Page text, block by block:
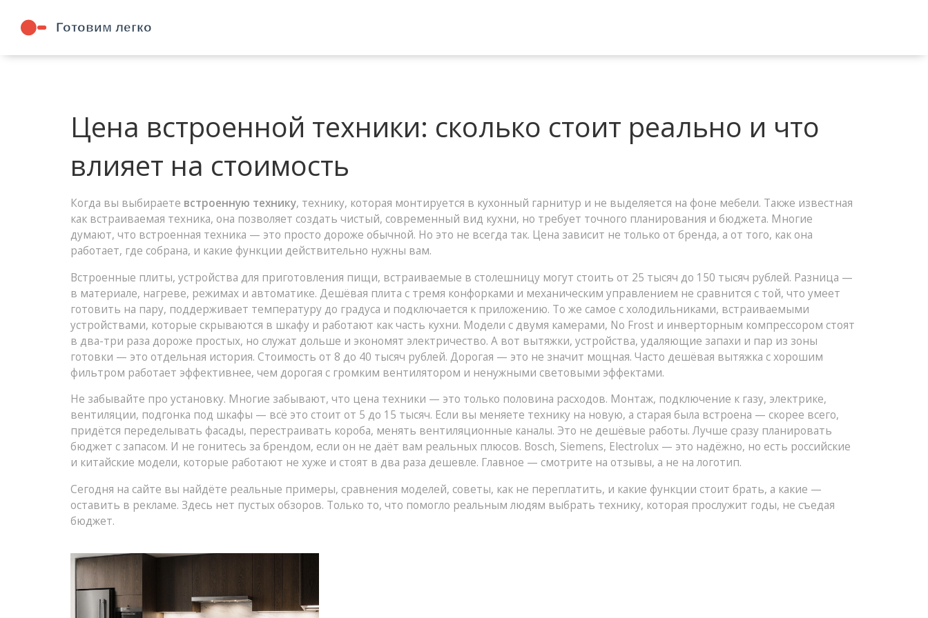
Цена встроенной техники: сколько стоит реально и что
влияет на стоимость
Когда вы выбираете встроенную технику, технику, которая монтируется в кухонный гарнитур и не выделяется на фоне мебели. Также известная
как встраиваемая техника, она позволяет создать чистый, современный вид кухни, но требует точного планирования и бюджета. Многие
думают, что встроенная техника — это просто дороже обычной. Но это не всегда так. Цена зависит не только от бренда, а от того, как она
работает, где собрана, и какие функции действительно нужны вам.
Встроенные плиты, устройства для приготовления пищи, встраиваемые в столешницу могут стоить от 25 тысяч до 150 тысяч рублей. Разница —
в материале, нагреве, режимах и автоматике. Дешёвая плита с тремя конфорками и механическим управлением не сравнится с той, что умеет
готовить на пару, поддерживает температуру до градуса и подключается к приложению. То же самое схолодильниками, встраиваемыми
устройствами, которые скрываются в шкафу и работают как часть кухни. Модели с двумя камерами, No Frost и инверторным компрессором стоят
в два-три раза дороже простых, но служат дольше и экономят электричество. А вот вытяжки, устройства, удаляющие запахи и пар из зоны
готовки — это отдельная история. Стоимость от 8 до 40 тысяч рублей. Дорогая — это не значит мощная. Часто дешёвая вытяжка с хорошим
фильтром работает эффективнее, чем дорогая с громким вентилятором и ненужными световыми эффектами.
Не забывайте про установку. Многие забывают, что цена техники — это только половина расходов. Монтаж, подключение к газу, электрике,
вентиляции, подгонка под шкафы — всё это стоит от 5 до 15 тысяч. Если вы меняете технику на новую, а старая была встроена — скорее всего,
придётся переделывать фасады, перестраивать короба, менять вентиляционные каналы. Это не дешёвые работы. Лучше сразу планировать
бюджет с запасом. И не гонитесь за брендом, если он не даёт вам реальных плюсов. Bosch, Siemens, Electrolux — это надёжно, но есть российские
и китайские модели, которые работают не хуже и стоят в два раза дешевле. Главное — смотрите на отзывы, а не на логотип.
Сегодня на сайте вы найдёте реальные примеры, сравнения моделей, советы, как не переплатить, и какие функции стоит брать, а какие —
оставить в рекламе. Здесь нет пустых обзоров. Только то, что помогло реальным людям выбрать технику, которая прослужит годы, не съедая
бюджет.